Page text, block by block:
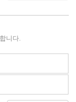
니다.